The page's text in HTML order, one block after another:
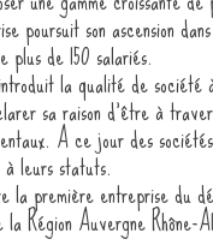
poursuit son ascension
de 150 salariés.
la qualité de société
sa raison d’être à
A ce jour des
leurs statuts.
la première entreprise du
Région Auvergne Rhône-